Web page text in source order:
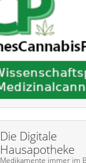
Die Digitale
Hausapotheke
Medikamente immer im